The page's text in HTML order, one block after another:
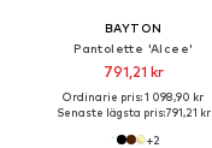
BAYTON
Pantolette 'Alcee'
791,21 kr
Ordinarie pris: 1 098,90 kr
Senaste lägsta pris:791,21 kr
+2